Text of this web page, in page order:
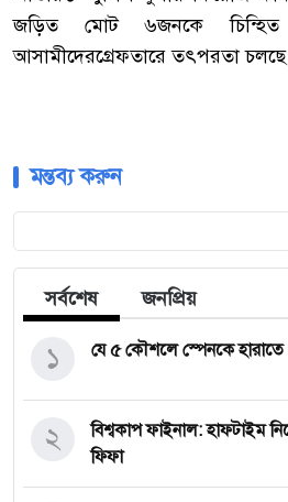
জড়িত
মোট ৬জনকে চিন্হিত
আসামীদেরগ্রেফতারে তৎপরতা
মন্তব্য করুন
সর্বশেষ জনপ্রিয়
যে ৫ কৌশলে স্পেনকে হারাতে
১
বিশ্বকাপ ফাইনাল: হাফটাইম
ফিফা
২